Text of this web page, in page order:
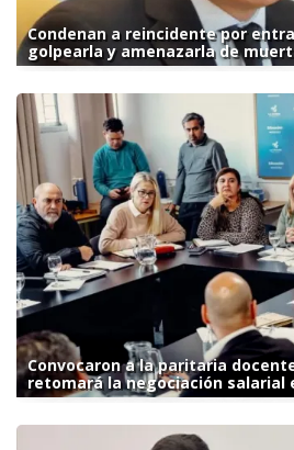
Condenan a reincidente por
golpearla y amenazarla de
Convocaron a la paritaria
retomará la negociación salarial